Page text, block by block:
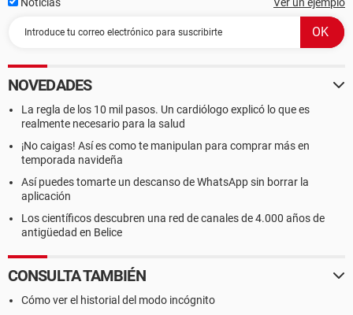
NOVEDADES
La regla de los 10 mil pasos. Un cardiólogo explicó lo que es
realmente necesario para la salud
¡No caigas! Así es como te manipulan para comprar más en
temporada navideña
Así puedes tomarte un descanso de WhatsApp sin borrar la
aplicación
Los científicos descubren una red de canales de 4.000 años de
antigüedad en Belice
CONSULTA TAMBIÉN
Cómo ver el historial del modo incógnito